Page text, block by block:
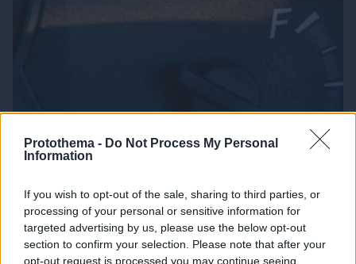
Protothema - Do Not Process My Personal
Information
If you wish to opt-out of the sale, sharing to third parties, or
processing of your personal or sensitive information for
targeted advertising by us, please use the below opt-out
section to confirm your selection. Please note that after your
opt-out request is processed you may continue seeing